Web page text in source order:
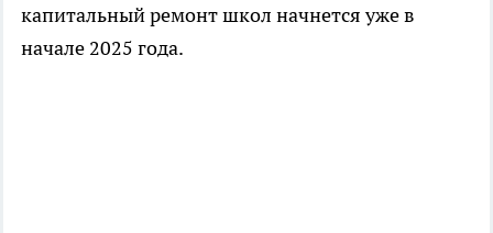
капитальный ремонт школ начнется уже в
начале 2025 года.